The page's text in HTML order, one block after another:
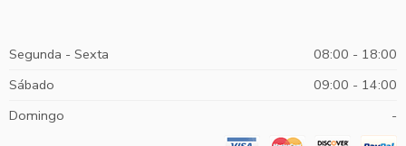
Segunda - Sexta
08:00 - 18:00
Sábado
09:00 - 14:00
Domingo
-